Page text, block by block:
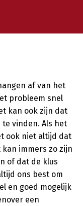
af van het
probleem snel
kan ook zijn dat
vinden. Als het
ook niet altijd dat
immers zo zijn
of dat de klus
ons best om
en goed mogelijk
een